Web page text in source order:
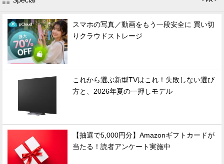
スマホの写真／動画をもう一段安全に 買い切
りクラウドストレージ
これから選ぶ新型TVはこれ！失敗しない選び
方と、2026年夏の一押しモデル
【抽選で5,000円分】Amazonギフトカードが
当たる！読者アンケート実施中